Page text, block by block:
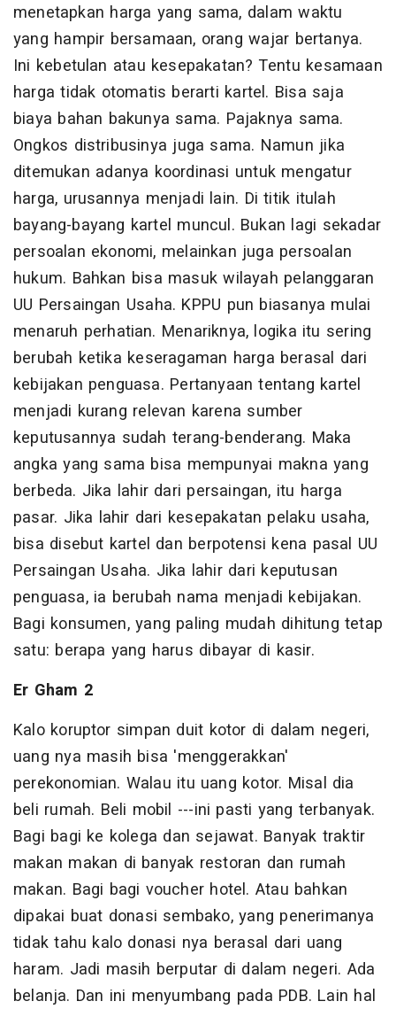
menetapkan harga yang sama, dalam waktu
yang hampir bersamaan, orang wajar bertanya.
Ini kebetulan atau kesepakatan? Tentu kesamaan
harga tidak otomatis berarti kartel. Bisa saja
biaya bahan bakunya sama. Pajaknya sama.
Ongkos distribusinya juga sama. Namun jika
ditemukan adanya koordinasi untuk mengatur
harga, urusannya menjadi lain. Di titik itulah
bayang-bayang kartel muncul. Bukan lagi sekadar
persoalan ekonomi, melainkan juga persoalan
hukum. Bahkan bisa masuk wilayah pelanggaran
UU Persaingan Usaha. KPPU pun biasanya mulai
menaruh perhatian. Menariknya, logika itu sering
berubah ketika keseragaman harga berasal dari
kebijakan penguasa. Pertanyaan tentang kartel
menjadi kurang relevan karena sumber
keputusannya sudah terang-benderang. Maka
angka yang sama bisa mempunyai makna yang
berbeda. Jika lahir dari persaingan, itu harga
pasar. Jika lahir dari kesepakatan pelaku usaha,
bisa disebut kartel dan berpotensi kena pasal UU
Persaingan Usaha. Jika lahir dari keputusan
penguasa, ia berubah nama menjadi kebijakan.
Bagi konsumen, yang paling mudah dihitung tetap
satu: berapa yang harus dibayar di kasir.
Er Gham 2
Kalo koruptor simpan duit kotor di dalam negeri,
uang nya masih bisa 'menggerakkan'
perekonomian. Walau itu uang kotor. Misal dia
beli rumah. Beli mobil ---ini pasti yang terbanyak.
Bagi bagi ke kolega dan sejawat. Banyak traktir
makan makan di banyak restoran dan rumah
makan. Bagi bagi voucher hotel. Atau bahkan
dipakai buat donasi sembako, yang penerimanya
tidak tahu kalo donasi nya berasal dari uang
haram. Jadi masih berputar di dalam negeri. Ada
belanja. Dan ini menyumbang pada PDB. Lain hal